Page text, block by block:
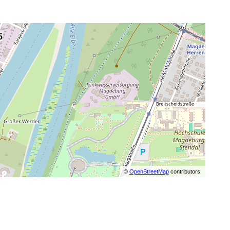
© OpenStreetMapcontributors.